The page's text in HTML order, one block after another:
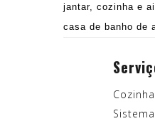
jantar, cozinha e
casa de banho de